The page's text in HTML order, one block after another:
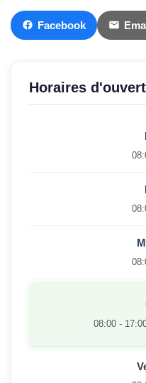
Facebook
Horaires
08:00 -